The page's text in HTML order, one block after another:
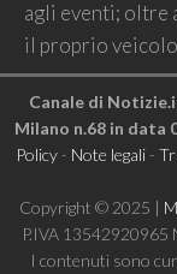
agli eventi; oltre
il proprio
Canale di
Milano n.68 in data
Policy- Note legali-
Copyright © 2025 |
P.IVA 13542920965
I contenuti sono